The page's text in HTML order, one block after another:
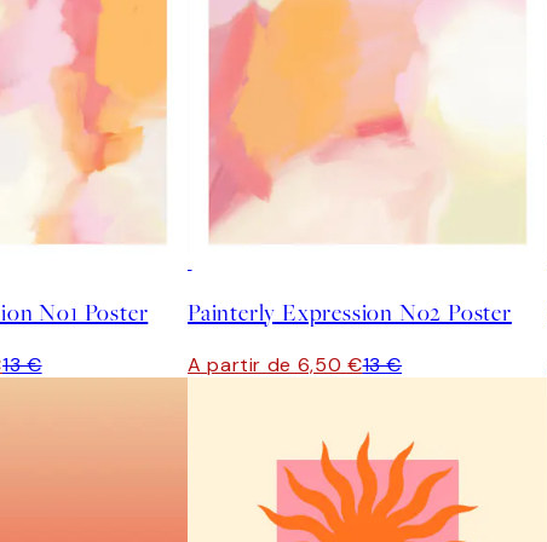
No1 Poster
13 €
Painterly Expression No2 Poster
A partir de 6,50 €13 €